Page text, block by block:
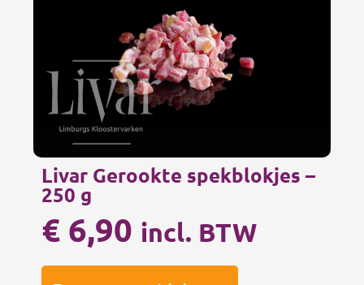
Livar Gerookte spekblokjes –
250 g
€ 6,90 incl. BTW